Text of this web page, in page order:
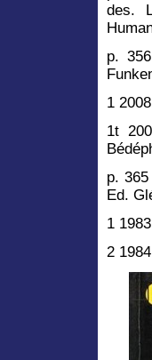
des.
p.
1
1t
p. 365
Ed.
1
2